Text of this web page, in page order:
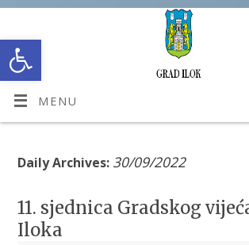
Open toolbar
MENU
Daily Archives: 30/09/2022
11. sjednica Gradskog
Iloka